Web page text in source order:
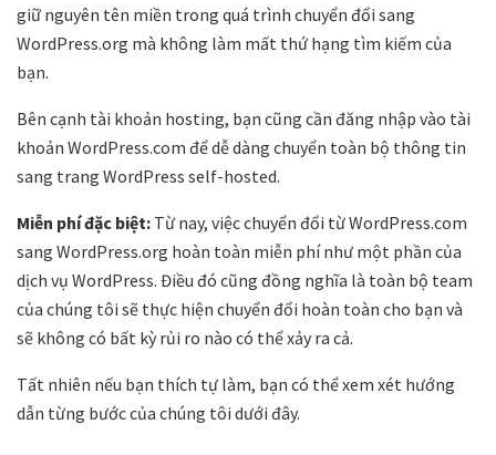
giữ nguyên tên miền trong quá trình chuyển đổi sang
WordPress.org mà không làm mất thứ hạng tìm kiếm của
bạn.
Bên cạnh tài khoản hosting, bạn cũng cần đăng nhập vào tài
khoản WordPress.com để dễ dàng chuyển toàn bộ thông tin
sang trang WordPress self-hosted.
Miễn phí đặc biệt: Từ nay, việc chuyển đổi từ WordPress.com
sang WordPress.org hoàn toàn miễn phí như một phần của
dịch vụ WordPress. Điều đó cũng đồng nghĩa là toàn bộ team
của chúng tôi sẽ thực hiện chuyển đổi hoàn toàn cho bạn và
sẽ không có bất kỳ rủi ro nào có thể xảy ra cả.
Tất nhiên nếu bạn thích tự làm, bạn có thể xem xét hướng
dẫn từng bước của chúng tôi dưới đây.